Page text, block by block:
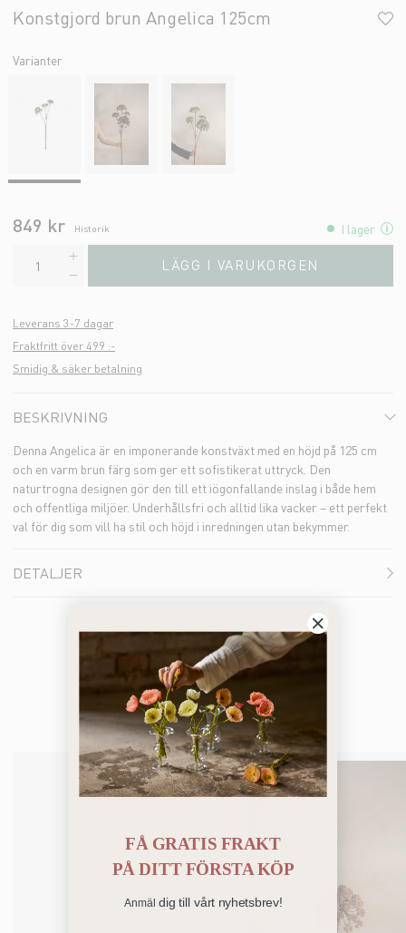
Konstgjord brun Angelica 125cm
Varianter
849 kr Historik I lager
LÄGG I VARUKORGEN
Leverans 3-7 dagar
Fraktfritt över 499 :-
Smidig & säker betalning
BESKRIVNING
Denna Angelica är en imponerande konstväxt med en höjd på 125 cm
och en varm brun färg som ger ett sofistikerat uttryck. Den
naturtrogna designen gör den till ett iögonfallande inslag i både hem
och offentliga miljöer. Underhållsfri och alltid lika vacker – ett perfekt
val för dig som vill ha stil och höjd i inredningen utan bekymmer.
DETALJER
Du kanske också gillar
FÅ GRATIS FRAKT
PÅDITT FÖRSTA KÖP
Anmäl dig till vårt nyhetsbrev!